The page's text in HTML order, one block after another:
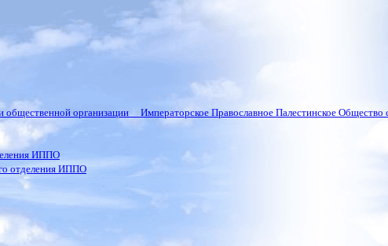
организации Императорское Православное Палестинское Общество
ИППО
отделения ИППО